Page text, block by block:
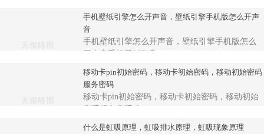
手机壁纸引擎怎么开声音，壁纸引擎手机版怎么开声
音
手机壁纸引擎怎么开声音，壁纸引擎手机版怎么
移动卡pin初始密码，移动卡初始密码，移动初始密码
服务密码
移动卡pin初始密码，移动卡初始密码，移动初始
什么是虹吸原理，虹吸排水原理，虹吸现象原理